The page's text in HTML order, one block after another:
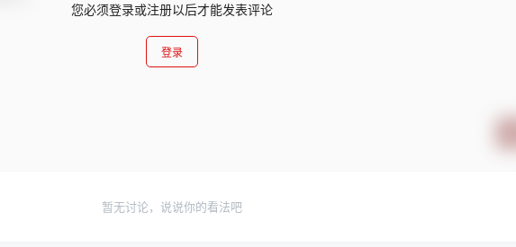
您必须登录或注册以后才能发表评论
登录
暂无讨论，说说你的看法吧